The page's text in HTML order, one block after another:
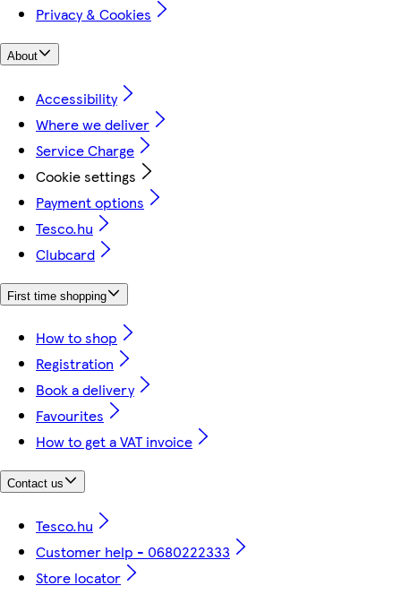
Privacy & Cookies
About
Accessibility
Where we deliver
Service Charge
Cookie settings
Payment options
Tesco.hu
Clubcard
First time shopping
How to shop
Registration
Book a delivery
Favourites
How to get a VAT invoice
Contact us
Tesco.hu
Customer help - 0680222333
Store locator